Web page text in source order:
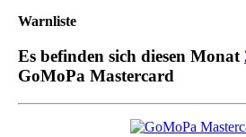
Warnliste
Es befinden sich diesen Monat
GoMoPa Mastercard